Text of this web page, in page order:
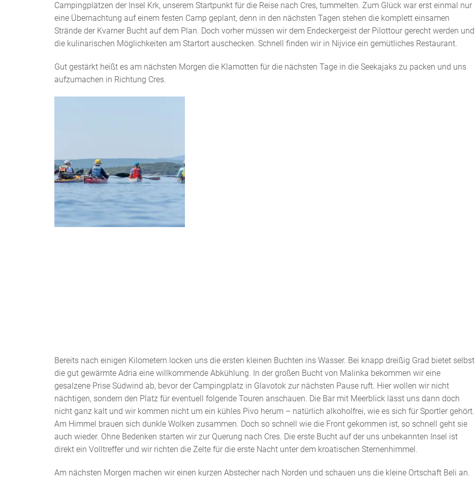
Campingplätzen der Insel Krk, unserem Startpunkt für die Reise nach Cres, tummelten. Zum Glück war erst einmal nur
eine Übernachtung auf einem festen Camp geplant, denn in den nächsten Tagen stehen die komplett einsamen
Strände der Kvarner Bucht auf dem Plan. Doch vorher müssen wir dem Endeckergeist der Pilottour gerecht werden und
die kulinarischen Möglichkeiten am Startort auschecken. Schnell finden wir in Nijvice ein gemütliches Restaurant.
Gut gestärkt heißt es am nächsten Morgen die Klamotten für die nächsten Tage in die Seekajaks zu packen und uns
aufzumachen in Richtung Cres.
Bereits nach einigen Kilometern locken uns die ersten kleinen Buchten ins Wasser. Bei knapp dreißig Grad bietet selbst
die gut gewärmte Adria eine willkommende Abkühlung. In der großen Bucht von Malinka bekommen wir eine
gesalzene Prise Südwind ab, bevor der Campingplatz in Glavotok zur nächsten Pause ruft. Hier wollen wir nicht
nächtigen, sondern den Platz für eventuell folgende Touren anschauen. Die Bar mit Meerblick lässt uns dann doch
nicht ganz kalt und wir kommen nicht um ein kühles Pivo herum – natürlich alkoholfrei, wie es sich für Sportler gehört.
Am Himmel brauen sich dunkle Wolken zusammen. Doch so schnell wie die Front gekommen ist, so schnell geht sie
auch wieder. Ohne Bedenken starten wir zur Querung nach Cres. Die erste Bucht auf der uns unbekannten Insel ist
direkt ein Volltreffer und wir richten die Zelte für die erste Nacht unter dem kroatischen Sternenhimmel.
Am nächsten Morgen machen wir einen kurzen Abstecher nach Norden und schauen uns die kleine Ortschaft Beli an.